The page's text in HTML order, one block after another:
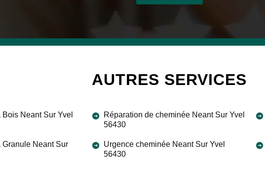
AUTRES SERVICES
Neant Sur Yvel
Granule Neant Sur
Réparation de cheminée Neant Sur Yvel
56430
Urgence cheminée Neant Sur Yvel
56430